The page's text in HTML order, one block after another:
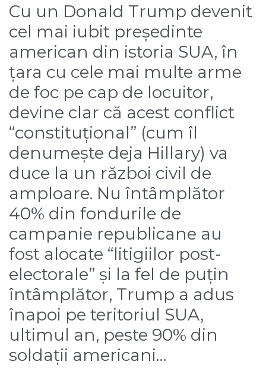
Cu un Donald Trump devenit
cel mai iubit președinte
american din istoria SUA, în
țara cu cele mai multe arme
de foc pe cap de locuitor,
devine clar că acest conflict
“constituțional” (cum îl
denumește deja Hillary) va
duce la un război civil de
amploare. Nu întâmplător
40% din fondurile de
campanie republicane au
fost alocate “litigiilor post-
electorale” și la fel de puțin
întâmplător, Trump a adus
înapoi pe teritoriul SUA,
ultimul an, peste 90% din
soldații americani…